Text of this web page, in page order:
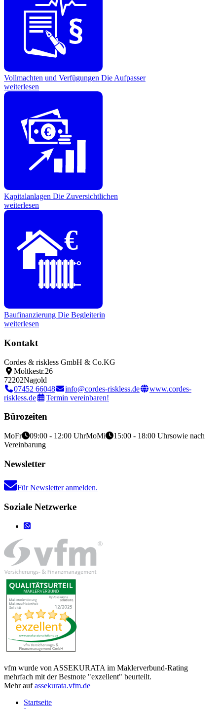
Vollmachten und Verfügungen Die Aufpasser
weiterlesen
€
Kapitalanlagen Die Zuversichtlichen
weiterlesen
€
Baufinanzierung Die Begleiterin
weiterlesen
Kontakt
Cordes & riskless GmbH & Co.KG
Moltkestr.26
72202Nagold
07452 66048
info@cordes-riskless.de
www.cordes-
riskless.de
Termin vereinbaren!
Bürozeiten
MoFr 09:00 - 12:00 UhrMoMi 15:00 - 18:00 Uhrsowie nach
Vereinbarung
Newsletter
Für Newsletter anmelden.
Soziale Netzwerke
vfm wurde von ASSEKURATA im Maklerverbund-Rating
mehrfach mit der Bestnote "exzellent" beurteilt.
Mehr aufassekurata.vfm.de
Startseite